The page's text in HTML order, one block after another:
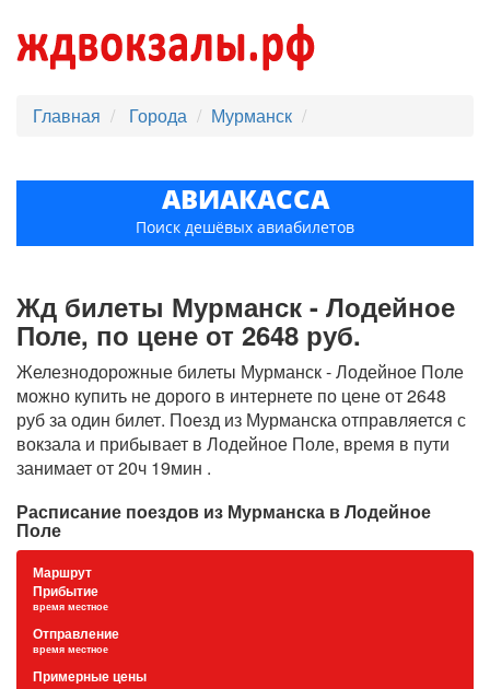
Главная Города Мурманск
АВИАКАССА
Поиск дешёвых авиабилетов
Жд билеты Мурманск - Лодейное
Поле, по цене от 2648 руб.
Железнодорожные билеты Мурманск - Лодейное Поле
можно купить не дорого в интернете по цене от 2648
руб за один билет. Поезд из Мурманска отправляется с
вокзала и прибывает в Лодейное Поле, время в пути
занимает от 20ч 19мин .
Расписание поездов из Мурманска в Лодейное
Поле
Маршрут
Прибытие
время местное
Отправление
время местное
Примерные цены